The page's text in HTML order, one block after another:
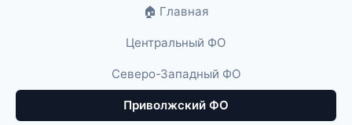
🏠 Главная
Центральный ФО
Северо-Западный ФО
Приволжский ФО